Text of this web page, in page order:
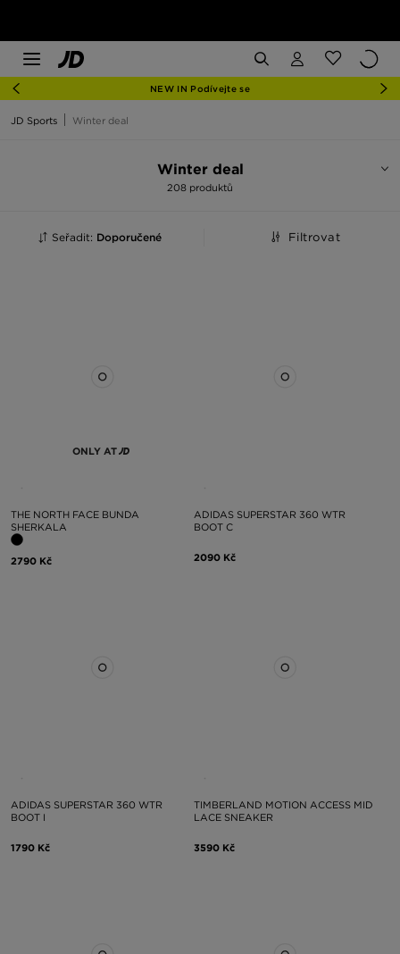
NEW IN Podívejte se
JD Sports Winter deal
Winter deal
208 produktů
Seřadit: Doporučené Filtrovat
ONLY AT
THE NORTH FACE BUNDA
SHERKALA
2790 Kč
ADIDAS SUPERSTAR 360 WTR
BOOT C
2090 Kč
ADIDAS SUPERSTAR 360 WTR
BOOT I
1790 Kč
TIMBERLAND MOTION ACCESS MID
LACE SNEAKER
3590 Kč